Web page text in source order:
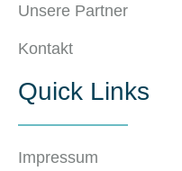
Unsere Partner
Kontakt
Quick Links
Impressum